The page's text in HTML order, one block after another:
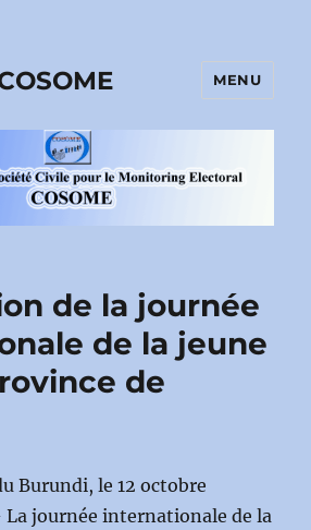
MENU
de la journée
de la jeune
de
Burundi, le 12 octobre
La journée internationale de la